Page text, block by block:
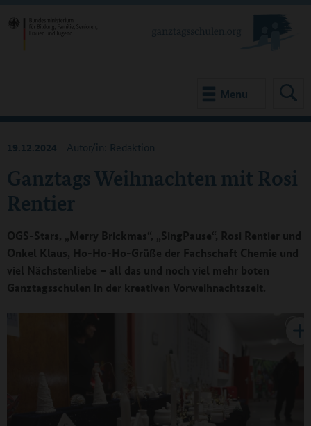
Menu
Ganztags Weihnachten mit Rosi
Rentier
19.12.2024 Autor/in: Redaktion
OGS-Stars, „Merry Brickmas“, „SingPause“, Rosi Rentier und
Onkel Klaus, Ho-Ho-Ho-Grüße der Fachschaft Chemie und
viel Nächstenliebe – all das und noch viel mehr boten
Ganztagsschulen in der kreativen Vorweihnachtszeit.